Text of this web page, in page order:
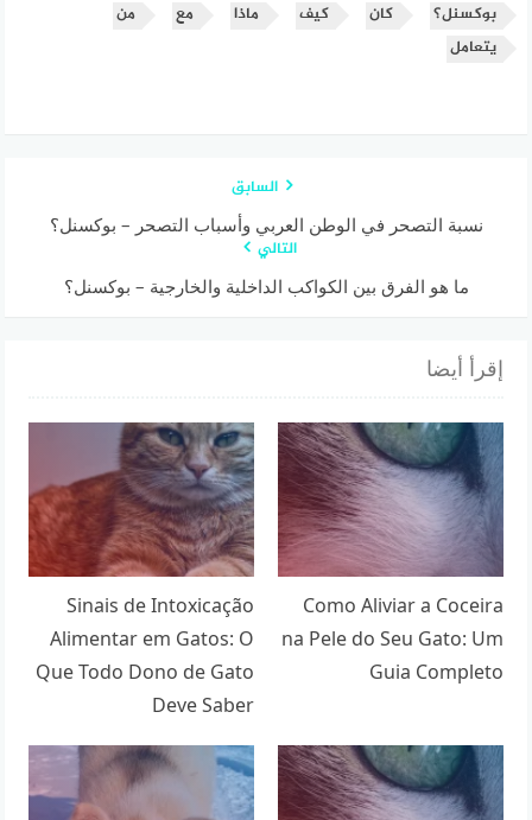
بوكسنل؟
كان كيف ماذا مع
من
يتعامل
السابق
نسبة التصحر في الوطن العربي وأسباب التصحر – بوكسنل؟
التالي
ما هو الفرق بين الكواكب الداخلية والخارجية – بوكسنل؟
إقرأ أيضا
Como Aliviar a Coceira
na Pele do Seu Gato: Um
Guia Completo
Sinais de Intoxicação
Alimentar em Gatos: O
Que Todo Dono de Gato
Deve Saber